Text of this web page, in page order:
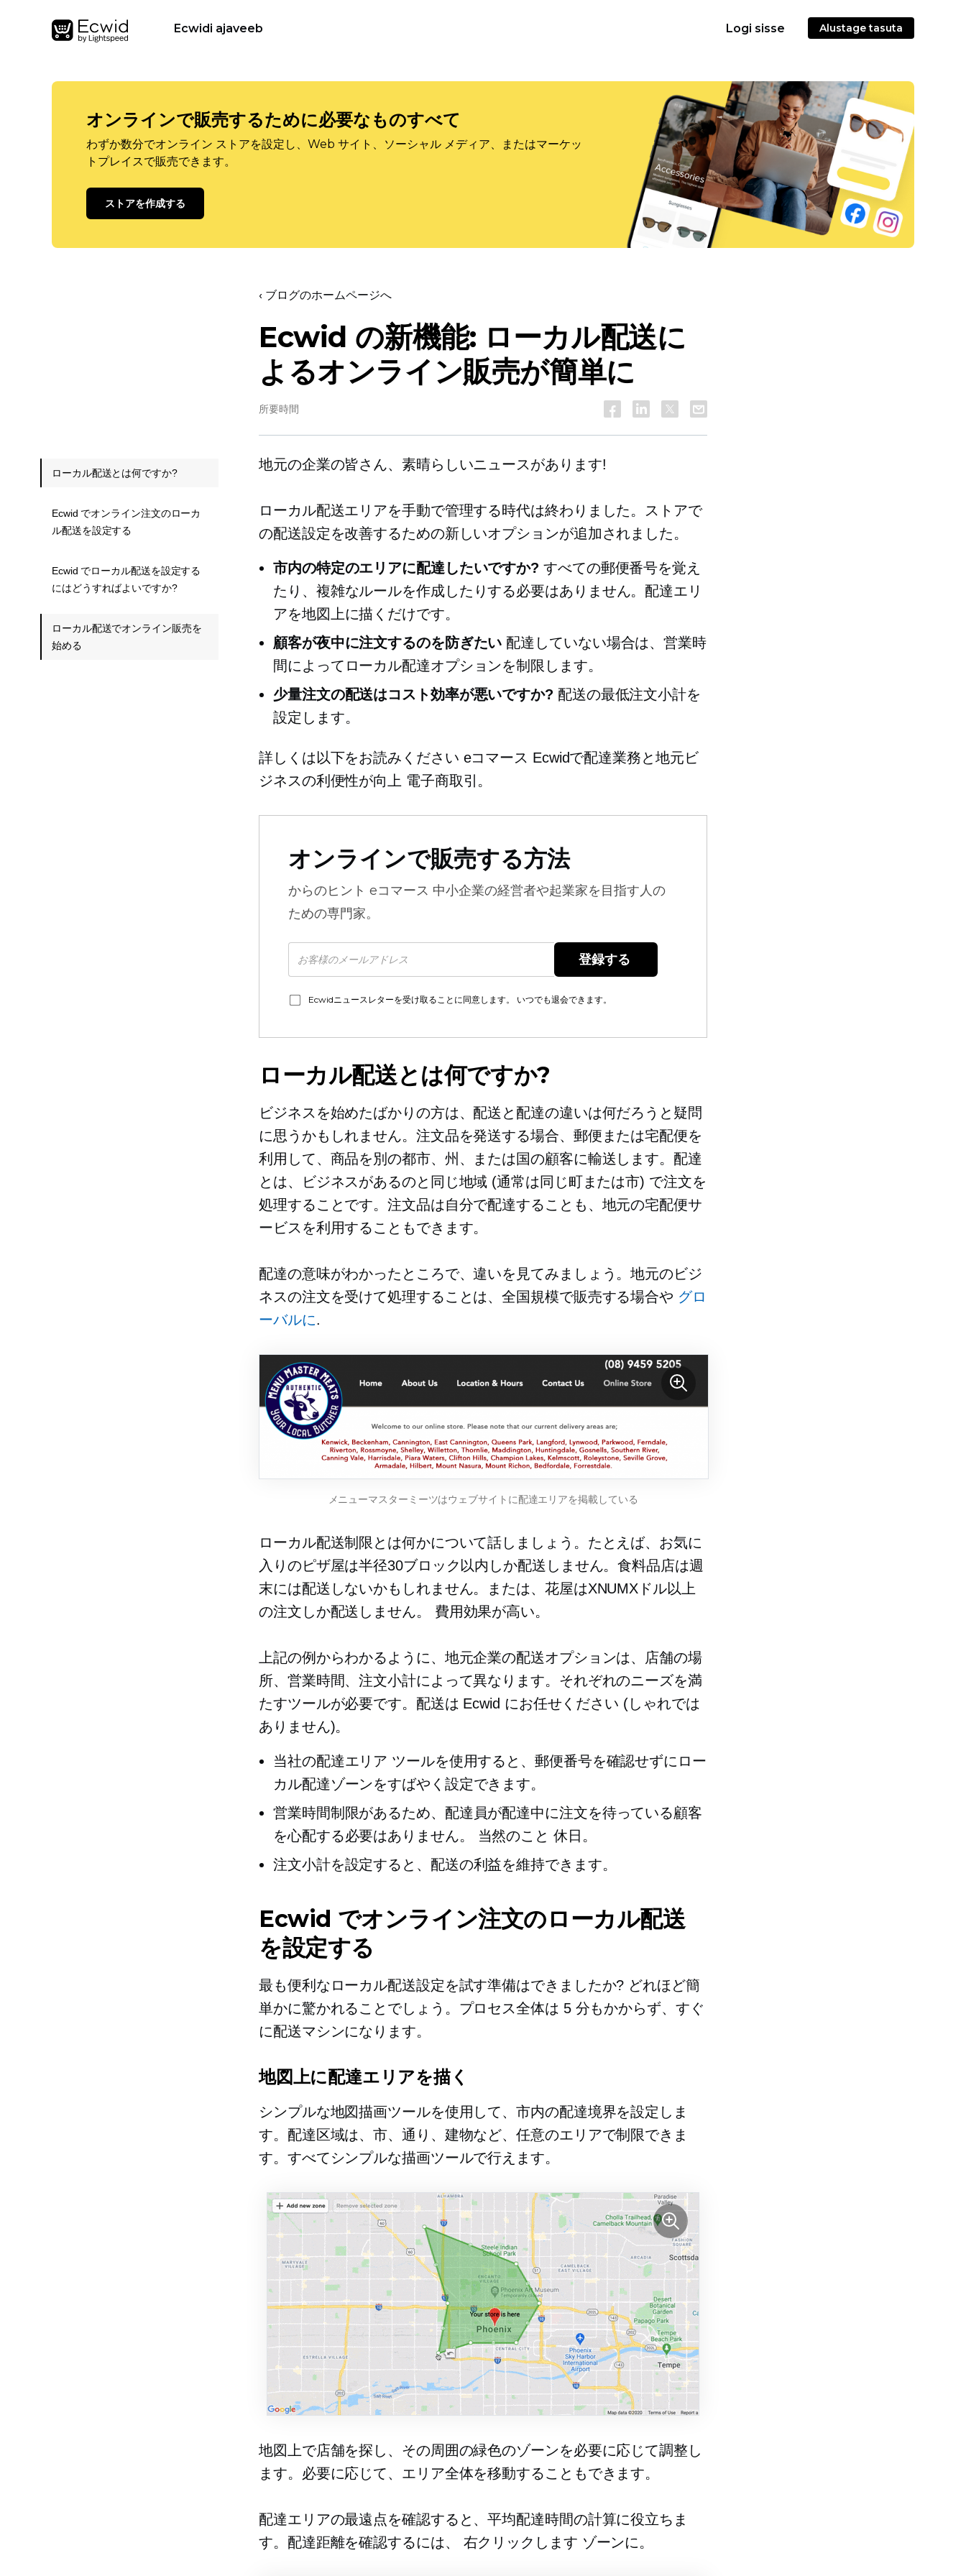
Ecwidi ajaveeb Logi sisse Alustage tasuta
オンラインで販売するために必要なものすべて
わずか数分でオンライン ストアを設定し、Web サイト、ソーシャル メディア、またはマーケッ
トプレイスで販売できます。
ストアを作成する
‹ ブログのホームページへ
Ecwid の新機能: ローカル配送に
よるオンライン販売が簡単に
所要時間
地元の企業の皆さん、素晴らしいニュースがあります!
ローカル配送エリアを手動で管理する時代は終わりました。ストアで
の配送設定を改善するための新しいオプションが追加されました。
市内の特定のエリアに配達したいですか? すべての郵便番号を覚え
たり、複雑なルールを作成したりする必要はありません。配達エリ
アを地図上に描くだけです。
顧客が夜中に注文するのを防ぎたい 配達していない場合は、営業時
間によってローカル配達オプションを制限します。
少量注文の配送はコスト効率が悪いですか? 配送の最低注文小計を
設定します。
詳しくは以下をお読みください eコマース Ecwidで配達業務と地元ビ
ジネスの利便性が向上 電子商取引。
オンラインで販売する方法
からのヒント eコマース 中小企業の経営者や起業家を目指す人の
ための専門家。
Ecwidニュースレターを受け取ることに同意します。 いつでも退会できます。
ローカル配送とは何ですか?
ビジネスを始めたばかりの方は、配送と配達の違いは何だろうと疑問
に思うかもしれません。注文品を発送する場合、郵便または宅配便を
利用して、商品を別の都市、州、または国の顧客に輸送します。配達
とは、ビジネスがあるのと同じ地域 (通常は同じ町または市) で注文を
処理することです。注文品は自分で配達することも、地元の宅配便サ
ービスを利用することもできます。
配達の意味がわかったところで、違いを見てみましょう。地元のビジ
ネスの注文を受けて処理することは、全国規模で販売する場合や グロ
ーバルに.
メニューマスターミーツはウェブサイトに配達エリアを掲載している
ローカル配送制限とは何かについて話しましょう。たとえば、お気に
入りのピザ屋は半径30ブロック以内しか配送しません。食料品店は週
末には配送しないかもしれません。または、花屋はXNUMXドル以上
の注文しか配送しません。 費用効果が高い。
上記の例からわかるように、地元企業の配送オプションは、店舗の場
所、営業時間、注文小計によって異なります。それぞれのニーズを満
たすツールが必要です。配送は Ecwid にお任せください (しゃれでは
ありません)。
当社の配達エリア ツールを使用すると、郵便番号を確認せずにロー
カル配達ゾーンをすばやく設定できます。
営業時間制限があるため、配達員が配達中に注文を待っている顧客
を心配する必要はありません。
当然のこと 休日。
注文小計を設定すると、配送の利益を維持できます。
Ecwid でオンライン注文のローカル配送
を設定する
最も便利なローカル配送設定を試す準備はできましたか? どれほど簡
単かに驚かれることでしょう。プロセス全体は 5 分もかからず、すぐ
に配送マシンになります。
地図上に配達エリアを描く
シンプルな地図描画ツールを使用して、市内の配達境界を設定しま
す。配達区域は、市、通り、建物など、任意のエリアで制限できま
す。すべてシンプルな描画ツールで行えます。
地図上で店舗を探し、その周囲の緑色のゾーンを必要に応じて調整し
ます。必要に応じて、エリア全体を移動することもできます。
配達エリアの最遠点を確認すると、平均配達時間の計算に役立ちま
す。配達距離を確認するには、 右クリックします ゾーンに。
ローカル配送とは何ですか?
Ecwid でオンライン注文のローカ
ル配送を設定する
Ecwid でローカル配送を設定する
にはどうすればよいですか?
ローカル配送でオンライン販売を
始める